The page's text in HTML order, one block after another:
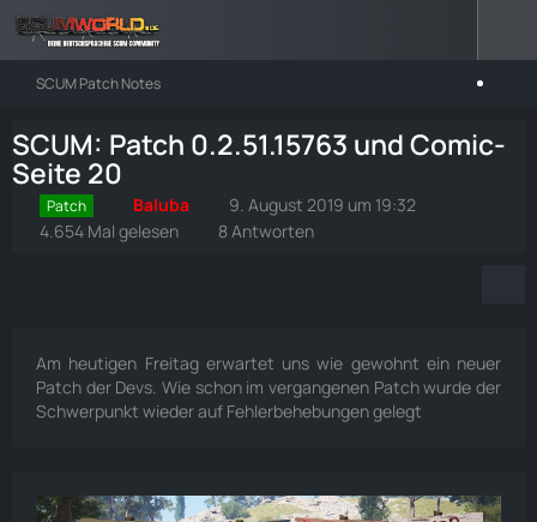
SCUM Patch Notes
SCUM: Patch 0.2.51.15763 und Comic-
Seite 20
Patch Baluba
9. August 2019 um 19:32
4.654 Mal gelesen
8 Antworten
Am heutigen Freitag erwartet uns wie gewohnt ein neuer
Patch der Devs. Wie schon im vergangenen Patch wurde der
Schwerpunkt wieder auf Fehlerbehebungen gelegt